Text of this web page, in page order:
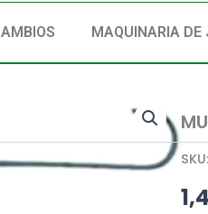
MAQUINARIA DE
SKU: